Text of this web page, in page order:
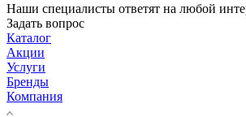
Наши специалисты ответят на любой
Задать вопрос
Каталог
Акции
Услуги
Бренды
Компания